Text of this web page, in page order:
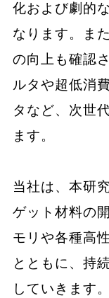
化および劇的
なります。ま
の向上も確認
ルタや超低消
タなど、次世
ます。
当社は、本研
ゲット材料の
モリや各種高
とともに、持
していきます。